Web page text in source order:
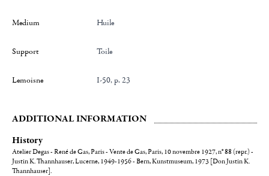
Medium Huile
Support Toile
Lemoisne I-50, p. 23
ADDITIONAL INFORMATION
History
Atelier Degas - René de Gas, Paris - Vente de Gas, Paris, 10 novembre 1927, n° 88 (repr.) -
Justin K. Thannhauser, Lucerne, 1949-1956 - Bern, Kunstmuseum, 1973 [Don Justin K.
Thannhauser].